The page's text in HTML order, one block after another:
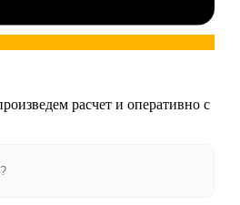
расчет и оперативно с